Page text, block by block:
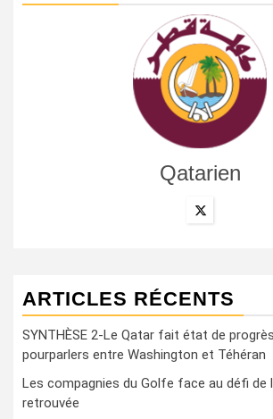
Qatarien
ARTICLES RÉCENTS
SYNTHÈSE 2-Le Qatar fait état de
pourparlers entre Washington et Téhéran
Les compagnies du Golfe face au défi de
retrouvée